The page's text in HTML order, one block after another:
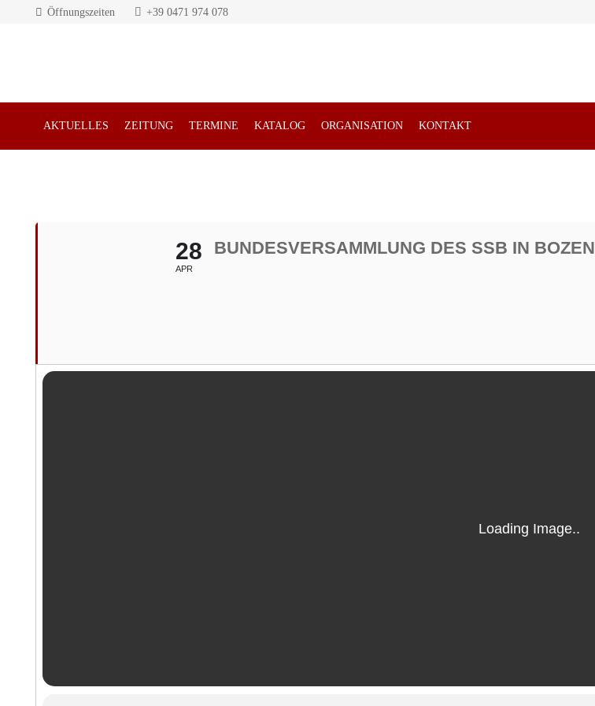
Öffnungszeiten +39 0471 974 078
AKTUELLES ZEITUNG TERMINE KATALOG ORGANISATION KONTAKT
28
APR
BUNDESVERSAMMLUNG DES SSB IN BOZEN